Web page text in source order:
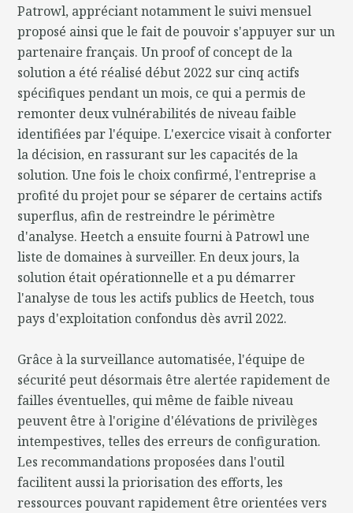
Patrowl, appréciant notamment le suivi mensuel
proposé ainsi que le fait de pouvoir s'appuyer sur un
partenaire français. Un proof of concept de la
solution a été réalisé début 2022 sur cinq actifs
spécifiques pendant un mois, ce qui a permis de
remonter deux vulnérabilités de niveau faible
identifiées par l'équipe. L'exercice visait à conforter
la décision, en rassurant sur les capacités de la
solution. Une fois le choix confirmé, l'entreprise a
profité du projet pour se séparer de certains actifs
superflus, afin de restreindre le périmètre
d'analyse. Heetch a ensuite fourni à Patrowl une
liste de domaines à surveiller. En deux jours, la
solution était opérationnelle et a pu démarrer
l'analyse de tous les actifs publics de Heetch, tous
pays d'exploitation confondus dès avril 2022.
Grâce à la surveillance automatisée, l'équipe de
sécurité peut désormais être alertée rapidement de
failles éventuelles, qui même de faible niveau
peuvent être à l'origine d'élévations de privilèges
intempestives, telles des erreurs de configuration.
Les recommandations proposées dans l'outil
facilitent aussi la priorisation des efforts, les
ressources pouvant rapidement être orientées vers